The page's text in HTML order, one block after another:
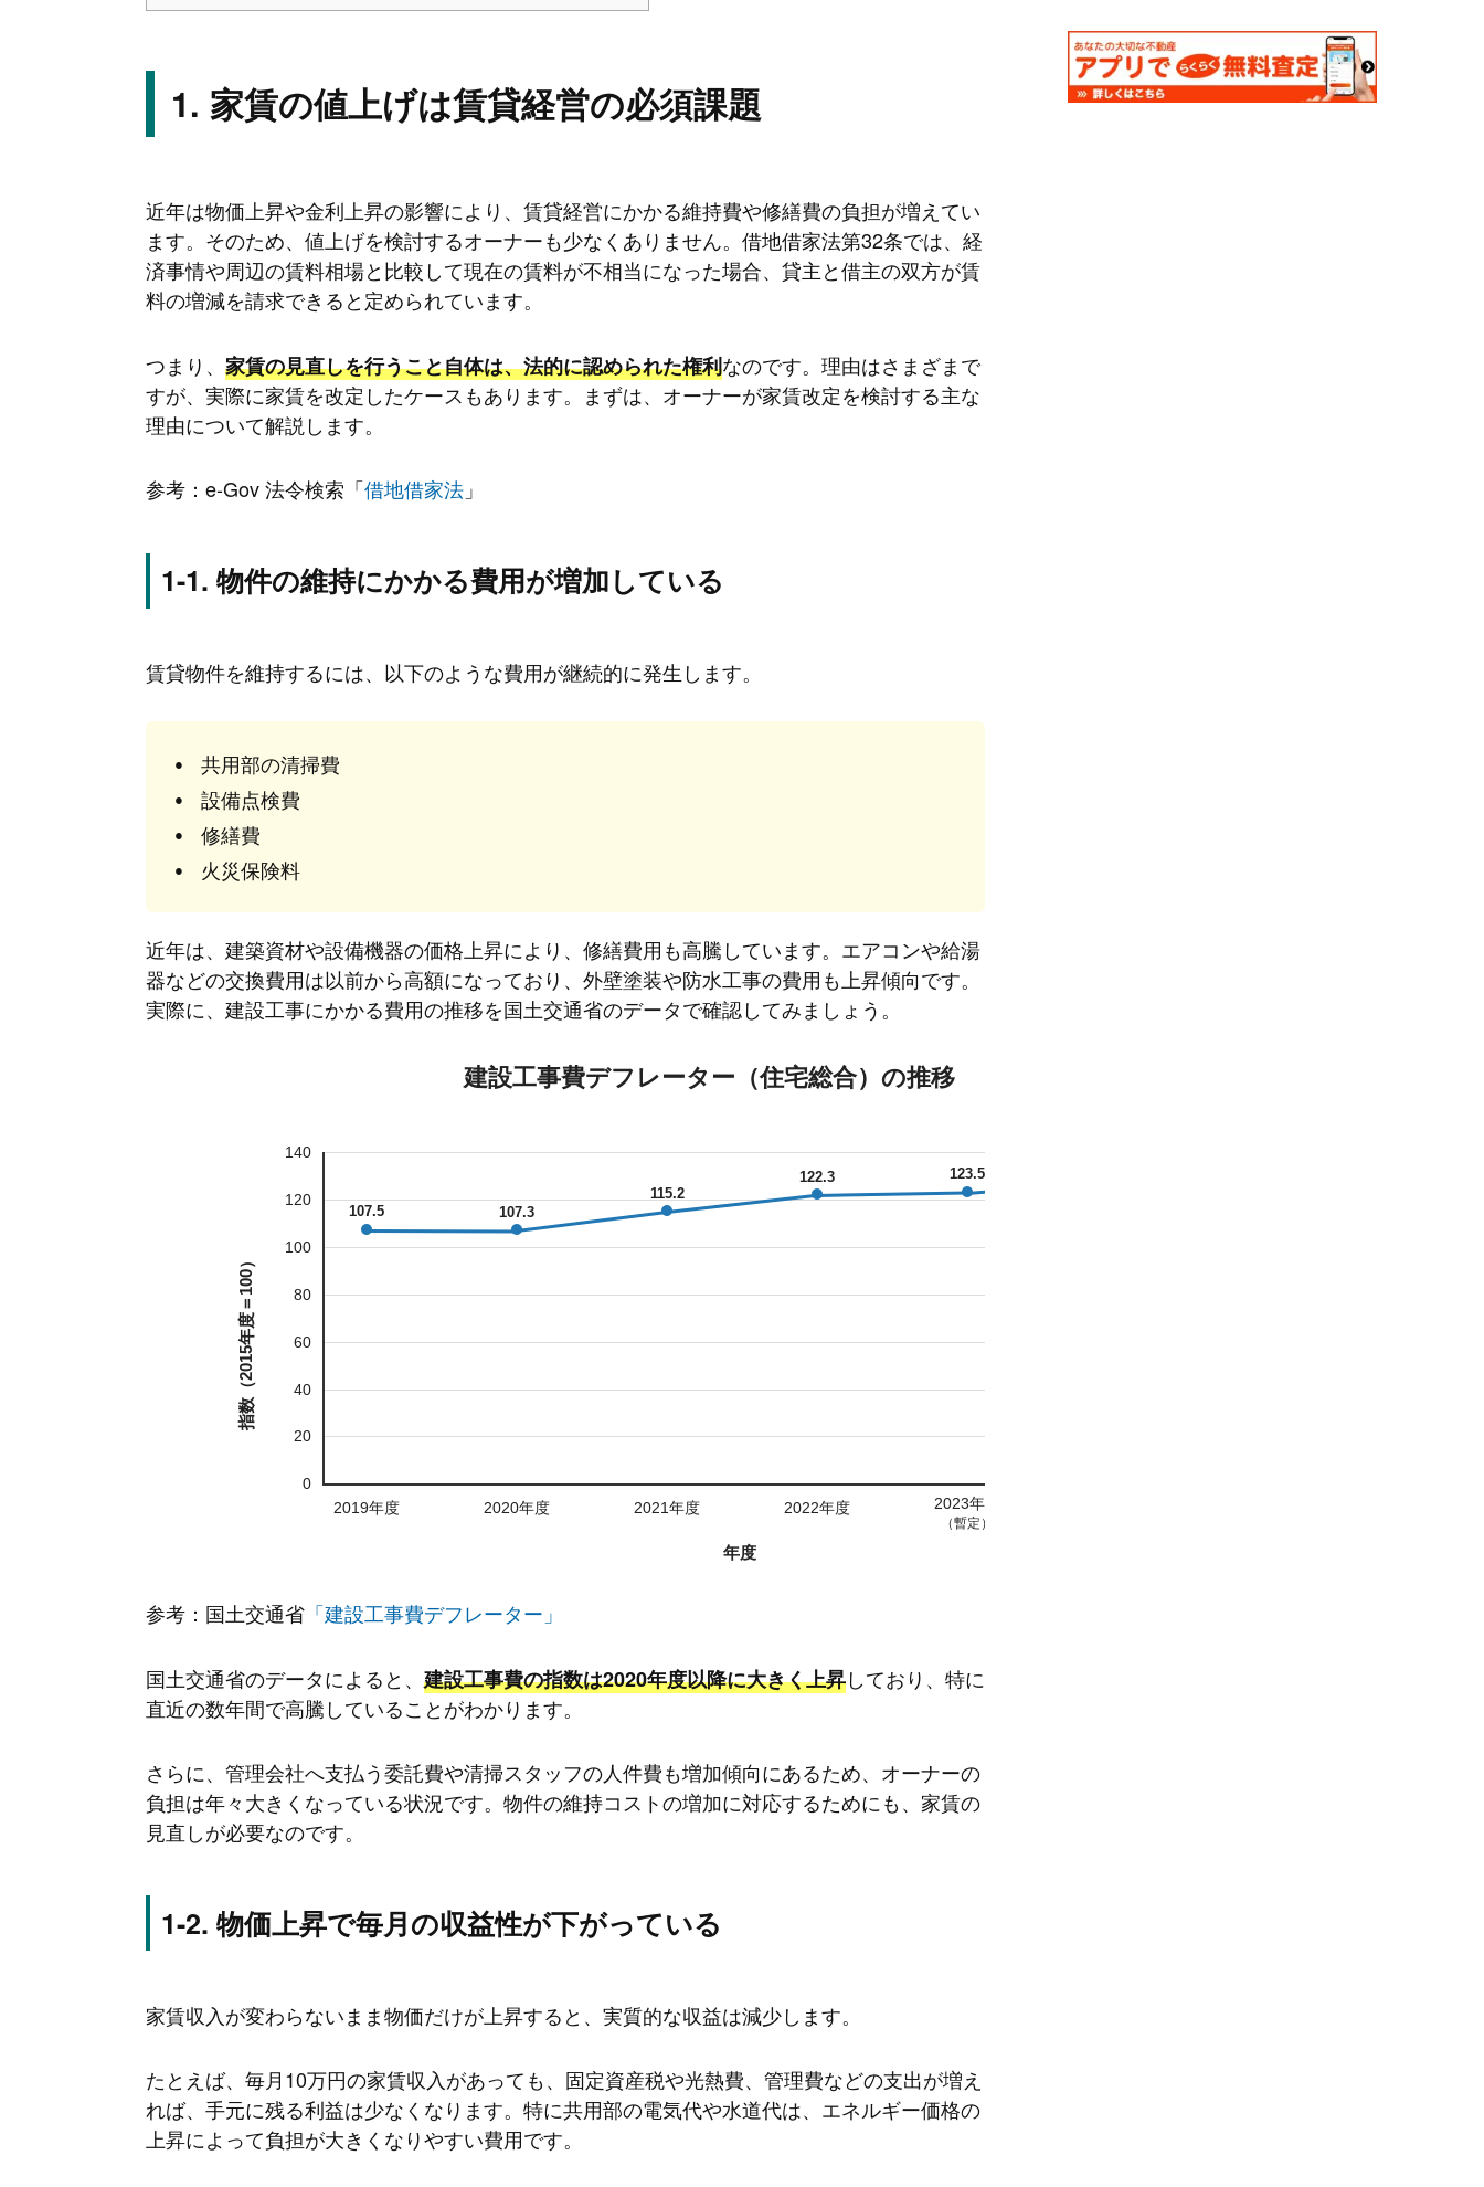
家賃の値上げは賃貸経営の必須課題
近年は物価上昇や金利上昇の影響により、賃貸経営にかかる維持費や修繕費の負担が増えてい
ます。そのため、値上げを検討するオーナーも少なくありません。借地借家法第32条では、経
済事情や周辺の賃料相場と比較して現在の賃料が不相当になった場合、貸主と借主の双方が賃
料の増減を請求できると定められています。
つまり、 家賃の見直しを行うこと自体は、法的に認められた権利なのです。理由はさまざまで
すが、実際に家賃を改定したケースもあります。まずは、オーナーが家賃改定を検討する主な
理由について解説します。
参考：e-Gov 法令検索「借地借家法 」
物件の維持にかかる費用が増加している
賃貸物件を維持するには、以下のような費用が継続的に発生します。
共用部の清掃費
設備点検費
修繕費
火災保険料
近年は、建築資材や設備機器の価格上昇により、修繕費用も高騰しています。エアコンや給湯
器などの交換費用は以前から高額になっており、外壁塗装や防水工事の費用も上昇傾向です。
実際に、建設工事にかかる費用の推移を国土交通省のデータで確認してみましょう。
建設工事費デフレーター（住宅総合）の推移
140
120
100
80
60
40
20
0
107.5 107.3
115.2
122.3 123.5
2019年度 2020年度 2021年度 2022年度 2023年度
（暫定）
指数（2015年度＝100）
年度
参考：国土交通省 「建設工事費デフレーター」
国土交通省のデータによると、 建設工事費の指数は2020年度以降に大きく上昇しており、特に
直近の数年間で高騰していることがわかります。
さらに、管理会社へ支払う委託費や清掃スタッフの人件費も増加傾向にあるため、オーナーの
負担は年々大きくなっている状況です。物件の維持コストの増加に対応するためにも、家賃の
見直しが必要なのです。
物価上昇で毎月の収益性が下がっている
家賃収入が変わらないまま物価だけが上昇すると、実質的な収益は減少します。
たとえば、毎月10万円の家賃収入があっても、固定資産税や光熱費、管理費などの支出が増え
れば、手元に残る利益は少なくなります。特に共用部の電気代や水道代は、エネルギー価格の
上昇によって負担が大きくなりやすい費用です。